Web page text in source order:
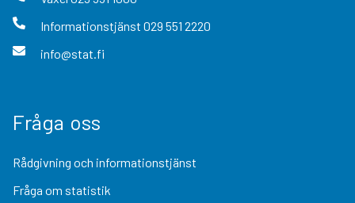
Informationstjänst 029 551 2220
info@stat.fi
Fråga oss
Rådgivning och informationstjänst
Fråga om statistik